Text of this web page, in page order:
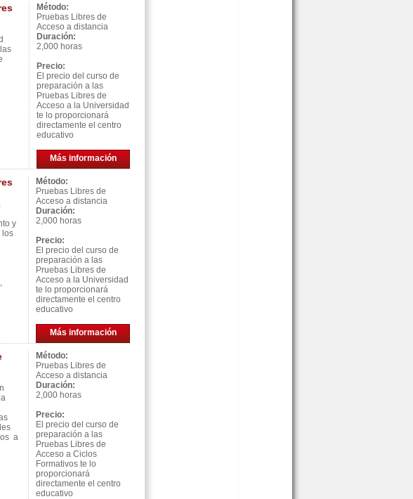
Método:
Pruebas Libres de
Acceso a distancia
Duración:
2,000 horas
Precio:
El precio del curso de
preparación a las
Pruebas Libres de
Acceso a la Universidad
te lo proporcionará
directamente el centro
educativo
Más información
y
los
Método:
Pruebas Libres de
Acceso a distancia
Duración:
2,000 horas
Precio:
El precio del curso de
preparación a las
Pruebas Libres de
Acceso a la Universidad
te lo proporcionará
directamente el centro
educativo
Más información
a
Método:
Pruebas Libres de
Acceso a distancia
Duración:
2,000 horas
Precio:
El precio del curso de
preparación a las
Pruebas Libres de
Acceso a Ciclos
Formativos te lo
proporcionará
directamente el centro
educativo